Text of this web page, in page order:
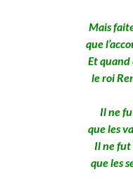
Mais
que
Et
le roi
Il ne
que les
Il ne fut
que les